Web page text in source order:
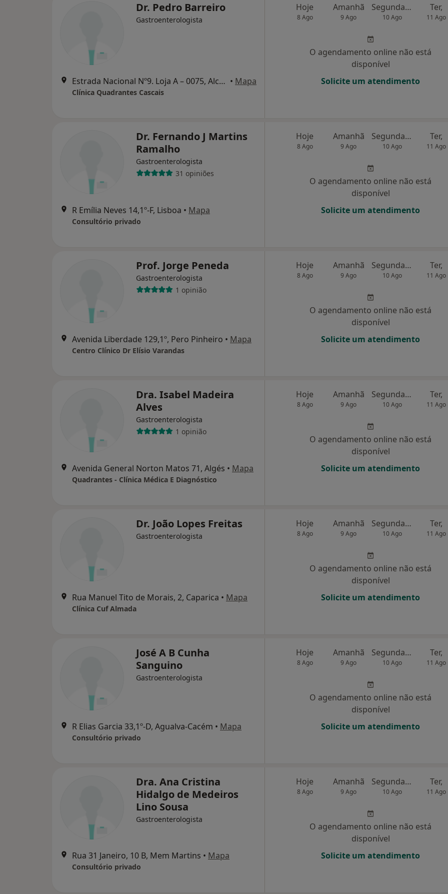
Dr. Pedro Barreiro
Gastroenterologista
Estrada Nacional Nº9. Loja A – 0075, Alcabideche • Mapa
Clínica Quadrantes Cascais
Hoje
8 Ago
Amanhã
9 Ago
Segunda-feira
10 Ago
Ter,
11 Ago
O agendamento online não está
disponível
Solicite um atendimento
Dr. Fernando J Martins
Ramalho
Gastroenterologista
31 opiniões
R Emília Neves 14,1º-F, Lisboa • Mapa
Consultório privado
Hoje
8 Ago
Amanhã
9 Ago
Segunda-feira
10 Ago
Ter,
11 Ago
O agendamento online não está
disponível
Solicite um atendimento
Prof. Jorge Peneda
Gastroenterologista
1 opinião
Avenida Liberdade 129,1º, Pero Pinheiro • Mapa
Centro Clínico Dr Elísio Varandas
Hoje
8 Ago
Amanhã
9 Ago
Segunda-feira
10 Ago
Ter,
11 Ago
O agendamento online não está
disponível
Solicite um atendimento
Dra. Isabel Madeira
Alves
Gastroenterologista
1 opinião
Avenida General Norton Matos 71, Algés • Mapa
Quadrantes - Clínica Médica E Diagnóstico
Hoje
8 Ago
Amanhã
9 Ago
Segunda-feira
10 Ago
Ter,
11 Ago
O agendamento online não está
disponível
Solicite um atendimento
Dr. João Lopes Freitas
Gastroenterologista
Rua Manuel Tito de Morais, 2, Caparica • Mapa
Clínica Cuf Almada
Hoje
8 Ago
Amanhã
9 Ago
Segunda-feira
10 Ago
Ter,
11 Ago
O agendamento online não está
disponível
Solicite um atendimento
José A B Cunha
Sanguino
Gastroenterologista
R Elias Garcia 33,1º-D, Agualva-Cacém • Mapa
Consultório privado
Hoje
8 Ago
Amanhã
9 Ago
Segunda-feira
10 Ago
Ter,
11 Ago
O agendamento online não está
disponível
Solicite um atendimento
Dra. Ana Cristina
Hidalgo de Medeiros
Lino Sousa
Gastroenterologista
Rua 31 Janeiro, 10 B, Mem Martins • Mapa
Consultório privado
Hoje
8 Ago
Amanhã
9 Ago
Segunda-feira
10 Ago
Ter,
11 Ago
O agendamento online não está
disponível
Solicite um atendimento